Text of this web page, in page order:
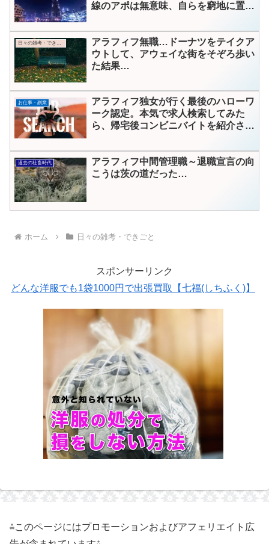
線のアポは無意味、自らを窮地に置く
アラフィフ無職…ドーナツをテイクア
ウトして、アウェイな街をそぞろ歩い
た結果…
お仕事・副業
アラフィフ独女が行く最後のハローワ
ーク認定。本気で求人検索してみた
ら、帰宅後コンビニバイトを紹介され
過去の社畜時代
アラフィフ中間管理職～退職宣言の向
こうは茨の道だった…
ホーム 日々の雑考・できごと
スポンサーリンク
どんな洋服でも1袋1000円で出張買取【七福(しちふく)】
⁂このページにはプロモーションおよびアフェリエイト広